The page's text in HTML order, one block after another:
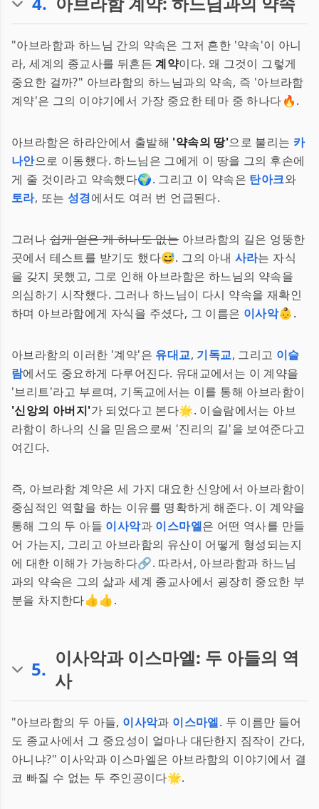
"아브라함과 하느님 간의 약속은 그저 흔한 '약속'이 아니
라, 세계의 종교사를 뒤흔든계약이다. 왜 그것이 그렇게
중요한 걸까?" 아브라함의 하느님과의 약속, 즉 '아브라함
계약'은 그의 이야기에서 가장 중요한 테마 중 하나다🔥.
아브라함은 하라안에서 출발해 '약속의 땅'으로 불리는 카
나안으로 이동했다. 하느님은 그에게 이 땅을 그의 후손에
게 줄 것이라고 약속했다🌍. 그리고 이 약속은 탄아크와
토라, 또는 성경에서도 여러 번 언급된다.
그러나쉽게 얻은 게 하나도 없는아브라함의 길은 엉뚱한
곳에서 테스트를 받기도 했다😅. 그의 아내 사라는 자식
을 갖지 못했고, 그로 인해 아브라함은 하느님의 약속을
의심하기 시작했다. 그러나 하느님이 다시 약속을 재확인
하며 아브라함에게 자식을 주셨다, 그 이름은 이사악👶.
아브라함의 이러한 '계약'은 유대교, 기독교, 그리고 이슬
람에서도 중요하게 다루어진다. 유대교에서는 이 계약을
'브리트'라고 부르며, 기독교에서는 이를 통해 아브라함이
'신앙의 아버지'가 되었다고 본다🌟. 이슬람에서는 아브
라함이 하나의 신을 믿음으로써 '진리의 길'을 보여준다고
여긴다.
즉, 아브라함 계약은 세 가지 대요한 신앙에서 아브라함이
중심적인 역할을 하는 이유를 명확하게 해준다. 이 계약을
통해 그의 두 아들 이사악과 이스마엘은 어떤 역사를 만들
어 가는지, 그리고 아브라함의 유산이 어떻게 형성되는지
에 대한 이해가 가능하다🔗. 따라서, 아브라함과 하느님
과의 약속은 그의 삶과 세계 종교사에서 굉장히 중요한 부
분을 차지한다👍👍.
5. 이사악과 이스마엘: 두 아들의 역
사
"아브라함의 두 아들, 이사악과 이스마엘. 두 이름만 들어
도 종교사에서 그 중요성이 얼마나 대단한지 짐작이 간다,
아니냐?" 이사악과 이스마엘은 아브라함의 이야기에서 결
코 빠질 수 없는 두 주인공이다🌟.